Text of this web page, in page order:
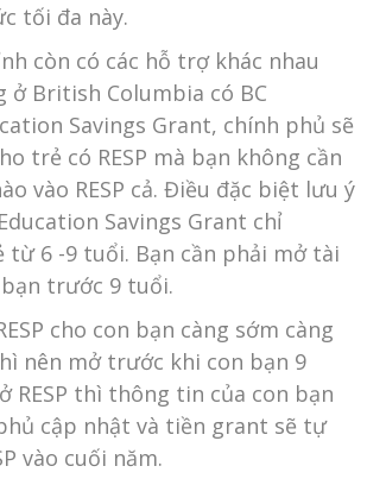
tối đa này.
còn có các hỗ trợ khác nhau
ở British Columbia có BC
Savings Grant, chính phủ sẽ
trẻ có RESP mà bạn không cần
vào RESP cả. Điều đặc biệt lưu ý
Savings Grant chỉ
6 -9 tuổi. Bạn cần phải mở tài
trước 9 tuổi.
cho con bạn càng sớm càng
nên mở trước khi con bạn 9
RESP thì thông tin của con bạn
cập nhật và tiền grant sẽ tự
vào cuối năm.